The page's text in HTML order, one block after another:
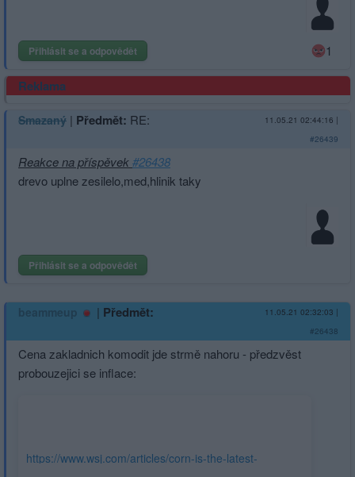
Přihlásit se a odpovědět 1
Reklama
Smazaný | Předmět: RE: 11.05.21 02:44:16 |
#26439
Reakce na příspěvek#26438
drevo uplne zesilelo,med,hlinik taky
Přihlásit se a odpovědět
beammeup | Předmět: 11.05.21 02:32:03 |
#26438
Cena zakladnich komodit jde strmě nahoru - předzvěst
probouzejici se inflace:
https://www.wsj.com/articles/corn-is-the-latest-